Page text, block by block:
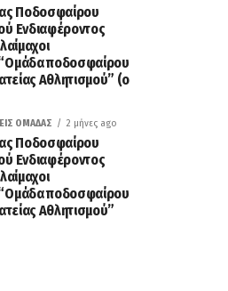
Ποδοσφαίρου
Ενδιαφέροντος
ποδοσφαίρου
Αθλητισμού” (ο
ΟΜΆΔΑΣ 2 μήνες ago
Ποδοσφαίρου
Ενδιαφέροντος
ποδοσφαίρου
Αθλητισμού”